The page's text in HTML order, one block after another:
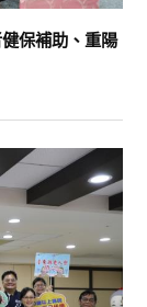
保補助、重陽